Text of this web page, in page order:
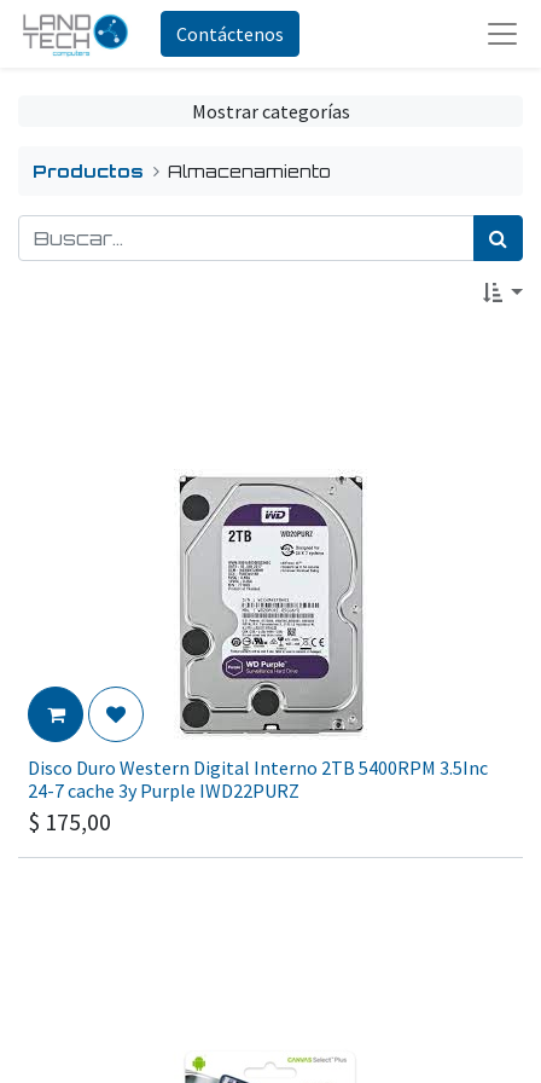
Contáctenos
Mostrar categorías
Productos Almacenamiento
Disco Duro Western Digital Interno 2TB 5400RPM 3.5Inc
24-7 cache 3y Purple IWD22PURZ
$ 175,00